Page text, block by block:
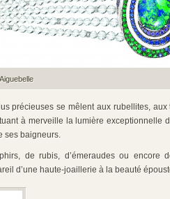
précieuses se mêlent aux rubellites,
à merveille la lumière exceptionnelle
ses baigneurs.
de rubis, d’émeraudes ou encore
d’une haute-joaillerie à la beauté